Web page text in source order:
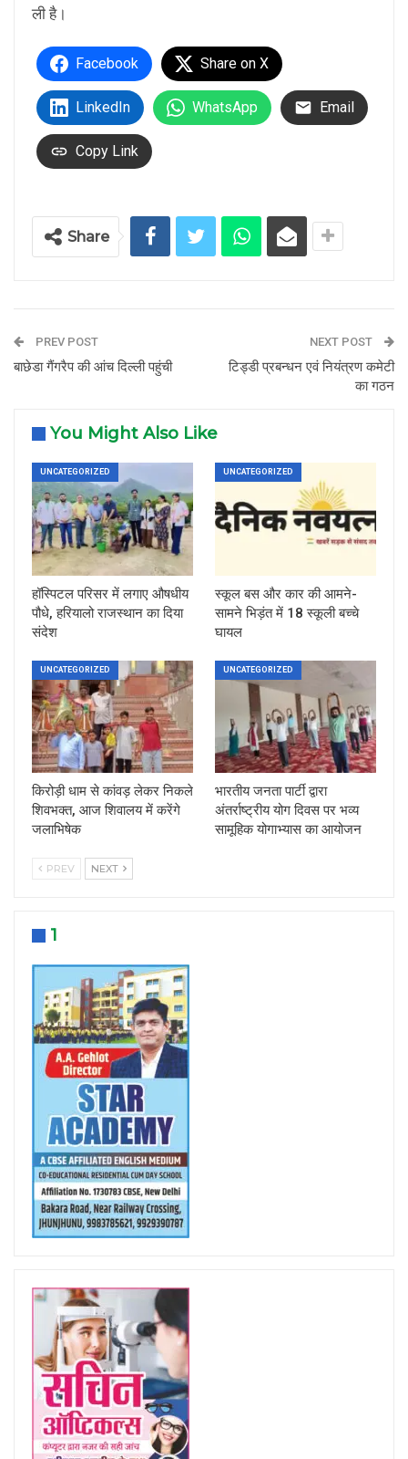
ली है।
Facebook Share on X
LinkedIn WhatsApp Email
Copy Link
Share
PREV POST
बाछेडा गैंगरैप की आंच दिल्ली पहुंची
NEXT POST
टिड्डी प्रबन्धन एवं नियंत्रण कमेटी
का गठन
You Might Also Like
UNCATEGORIZED
हॉस्पिटल परिसर में लगाए औषधीय
पौधे, हरियालो राजस्थान का दिया
संदेश
UNCATEGORIZED
स्कूल बस और कार की आमने-
सामने भिड़ंत में 18 स्कूली बच्चे
घायल
UNCATEGORIZED
किरोड़ी धाम से कांवड़ लेकर निकले
शिवभक्त, आज शिवालय में करेंगे
जलाभिषेक
UNCATEGORIZED
भारतीय जनता पार्टी द्वारा
अंतर्राष्ट्रीय योग दिवस पर भव्य
सामूहिक योगाभ्यास का आयोजन
PREV NEXT
1